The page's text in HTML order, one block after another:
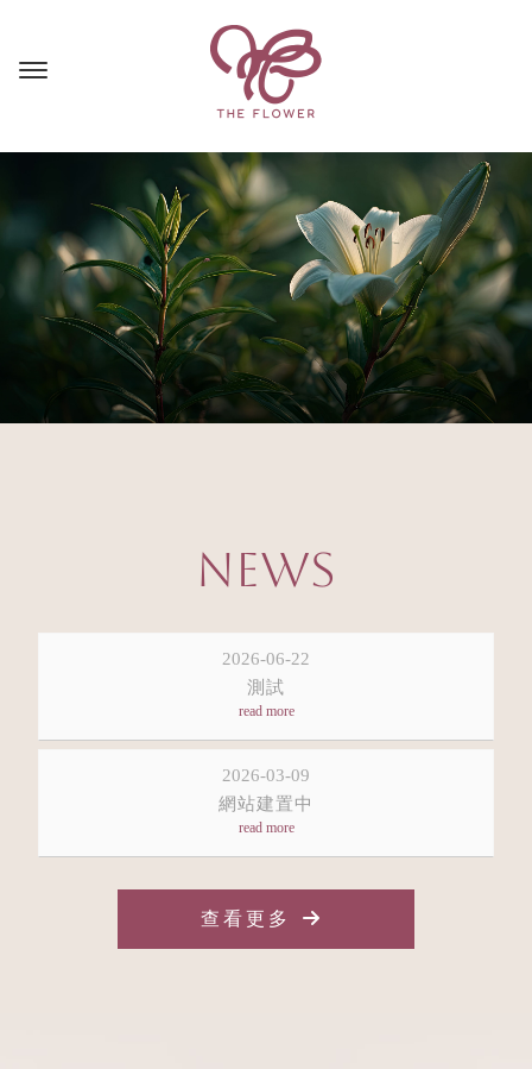
NEWS
2026-06-22
測試
2026-03-09
網站建置中
查看更多